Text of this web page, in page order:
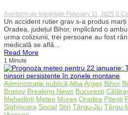
Avertizori de Integritate February 11, 2025 0
Un accident rutier grav s-a produs
Oradea, județul Bihor, implicând o
urma coliziunii, trei persoane au fost
medicală se află...
Read More
1 Minute
Administrație publicăAlbaArgeș Bihor
Brașov Breaking News Bucuresti
Mehedinți Meteo Mureș Oradea Pitești
Sighișoara Social Stiri Târgu-Jiu Târgu-